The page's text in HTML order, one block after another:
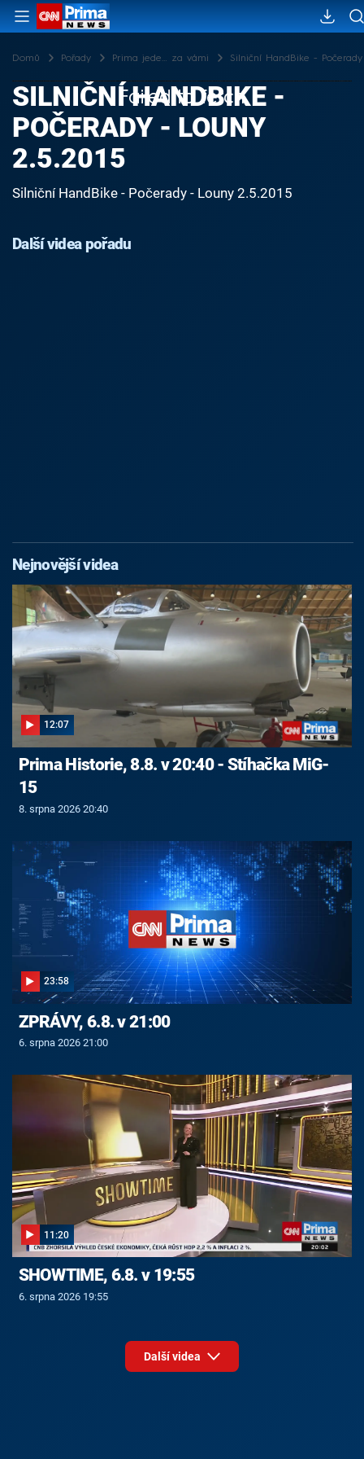
Domů Pořady Prima jede… za vámi Silniční HandBike - Počerady
Failed to fetch
SILNIČNÍ HANDBIKE -
POČERADY - LOUNY
2.5.2015
Silniční HandBike - Počerady - Louny 2.5.2015
Další videa pořadu
Nejnovější videa
12:07
Prima Historie, 8.8. v 20:40 - Stíhačka MiG-
15
8. srpna 2026 20:40
23:58
ZPRÁVY, 6.8. v 21:00
6. srpna 2026 21:00
11:20
SHOWTIME, 6.8. v 19:55
6. srpna 2026 19:55
Další videa